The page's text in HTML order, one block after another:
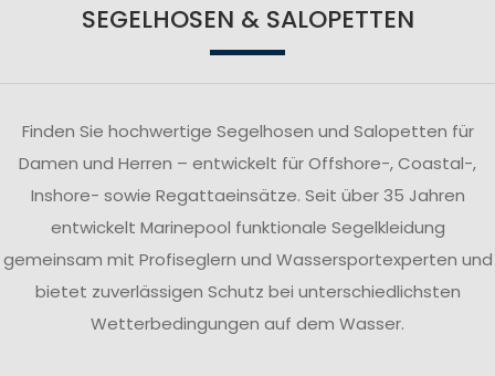
SEGELHOSEN & SALOPETTEN
Finden Sie hochwertige Segelhosen und Salopetten für
Damen und Herren – entwickelt für Offshore-, Coastal-,
Inshore- sowie Regattaeinsätze. Seit über 35 Jahren
entwickelt Marinepool funktionale Segelkleidung
gemeinsam mit Profiseglern und Wassersportexperten und
bietet zuverlässigen Schutz bei unterschiedlichsten
Wetterbedingungen auf dem Wasser.